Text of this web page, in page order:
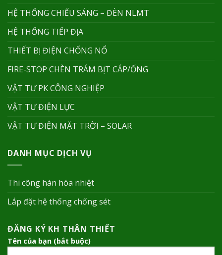
HỆ THỐNG CHIẾU SÁNG – ĐÈN NLMT
HỆ THỐNG TIẾP ĐỊA
THIẾT BỊ ĐIỆN CHỐNG NỔ
FIRE-STOP CHÈN TRÁM BỊT CÁP/ỐNG
VẬT TƯ PK CÔNG NGHIỆP
VẬT TƯ ĐIỆN LỰC
VẬT TƯ ĐIỆN MẶT TRỜI – SOLAR
DANH MỤC DỊCH VỤ
Thi công hàn hóa nhiệt
Lắp đặt hệ thống chống sét
ĐĂNG KÝ KH THÂN THIẾT
Tên của bạn (bắt buộc)